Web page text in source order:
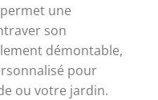
une
son
démontable,
pour
ou votre jardin.